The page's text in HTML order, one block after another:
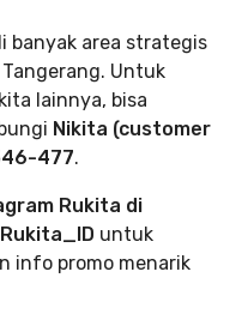
banyak area strategis
Untuk
lainnya, bisa
Nikita (customer
477.
Rukita di
untuk
info promo menarik